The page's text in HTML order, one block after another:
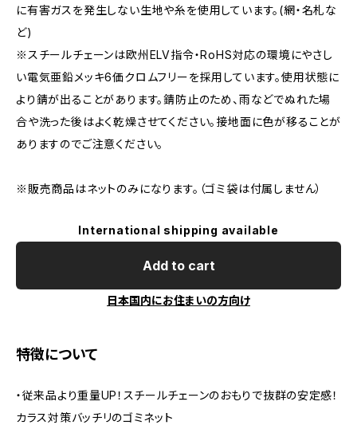
に有害ガスを発生しない生地や糸を使用しています。(網・名札な
ど)
※スチールチェーンは欧州ELV指令・RoHS対応の環境にやさし
い電気亜鉛メッキ6価クロムフリーを採用しています。使用状態に
より錆が出ることがあります。錆防止のため、雨などでぬれた場
合や洗った後はよく乾燥させてください。接地面に色が移ることが
ありますのでご注意ください。
※販売商品はネットのみになります。（ゴミ袋は付属しません）
International shipping available
Add to cart
日本国内にお住まいの方向け
特徴について
・従来品より重量UP！スチールチェーンのおもりで抜群の安定感！
カラス対策バッチリのゴミネット